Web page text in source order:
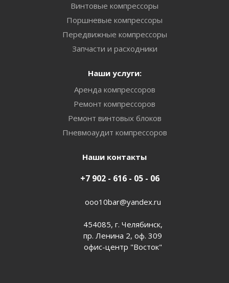
Винтовые компрессоры
Поршневые компрессоры
Передвижные компрессоры
Запчасти и расходники
Наши услуги:
Аренда компрессоров
Ремонт компрессоров
Ремонт винтовых блоков
Пневмоаудит компрессоров
Наши контакты
+7 902 - 616 - 05 - 06
ooo10bar@yandex.ru
454085, г. Челябинск,
пр. Ленина 2, оф. 309
офис-центр "Восток"